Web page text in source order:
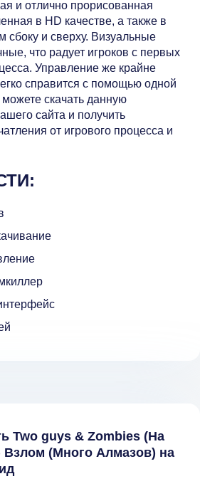
и отлично прорисованная
в HD качестве, а также в
сбоку и сверху. Визуальные
что радует игроков с первых
Управление же крайне
справится с помощью одной
скачать данную
сайта и получить
от игрового процесса и
Two guys & Zombies (На
Взлом (Много Алмазов) на